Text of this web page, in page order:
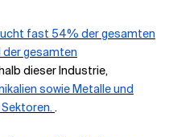
fast 54% der gesamten
gesamten
dieser Industrie,
sowie Metalle und
.